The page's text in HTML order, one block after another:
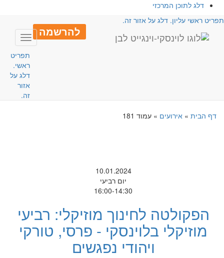
דלג לתוכן המרכזי
ראשי עליון. דלג על אזור זה.
להרשמה
Toggle
תפריט
ראשי.
דלג על
אזור
זה.
דף הבית» אירועים» עמוד 181
10.01.2024
יום רביעי
16:00-14:30
הפקולטה לחינוך מוזיקלי: רביעי
מוזיקלי בלוינסקי - פרסי, טורקי
ויהודי נפגשים